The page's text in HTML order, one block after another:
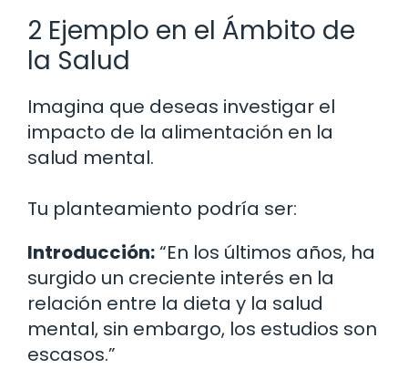
2 Ejemplo en el Ámbito de
la Salud
Imagina que deseas investigar el
impacto de la alimentación en la
salud mental.
Tu planteamiento podría ser:
Introducción:“En los últimos años, ha
surgido un creciente interés en la
relación entre la dieta y la salud
mental, sin embargo, los estudios son
escasos.”